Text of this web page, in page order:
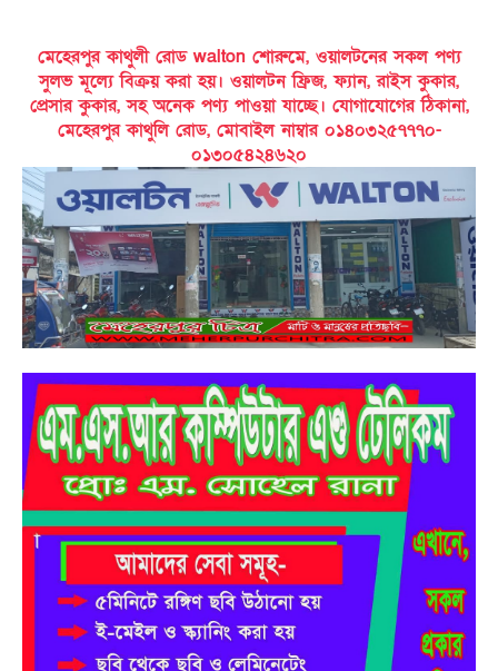
মেহেরপুর কাথুলী রোড walton শোরুমে, ওয়ালটনের সকল পণ্য
সুলভ মূল্যে বিক্রয় করা হয়। ওয়ালটন ফ্রিজ, ফ্যান, রাইস কুকার,
প্রেসার কুকার, সহ অনেক পণ্য পাওয়া যাচ্ছে। যোগাযোগের ঠিকানা,
মেহেরপুর কাথুলি রোড, মোবাইল নাম্বার ০১৪০৩২৫৭৭৭০-
০১৩০৫৪২৪৬২০